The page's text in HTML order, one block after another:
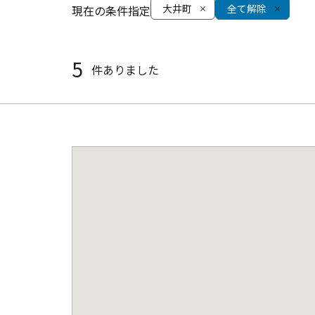
現在の条件指定 大井町 全て解除
5 件ありました